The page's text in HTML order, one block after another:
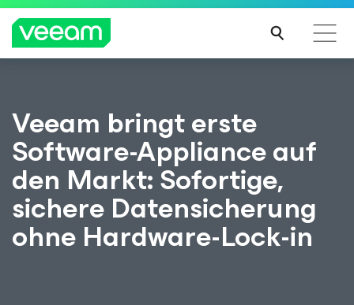
Update von CrowdStrike betroffen sind
MEH
R
ERFA
HRE
N
Veeam bringt erste
Software-Appliance auf
den Markt: Sofortige,
sichere Datensicherung
ohne Hardware-Lock-in